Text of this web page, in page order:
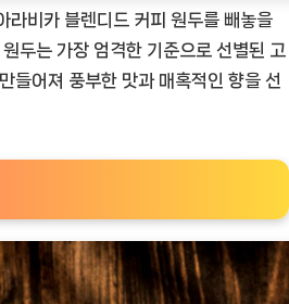
블
렌
드
애
가
위
라비카 블렌디드 커피 원두를 빼놓을
두는 가장 엄격한 기준으로 선별된 고
들어져 풍부한 맛과 매혹적인 향을 선